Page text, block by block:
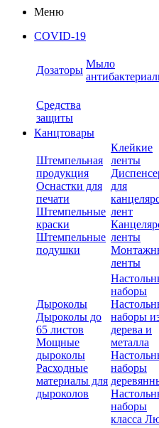
Меню
COVID-19
Дозаторы
Мыло
Средства
защиты
Канцтовары
Штемпельная
продукция
Оснастки для
печати
Штемпельные
краски
Штемпельные
подушки
Клейкие
ленты
для
лент
ленты
ленты
Дыроколы
Дыроколы до
65 листов
Мощные
дыроколы
Расходные
материалы для
дыроколов
наборы
наборы
дерева и
металла
наборы
наборы
класса